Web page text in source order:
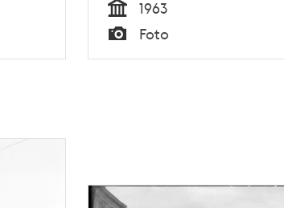
Tid
1963
Typ
Foto